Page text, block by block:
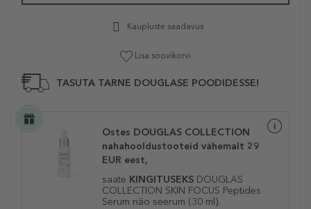
Kaupluste saadavus
Lisa soovikorvi
TASUTA TARNE DOUGLASE POODIDESSE!
Ostes DOUGLAS COLLECTION
nahahooldustooteid vähemalt 29
EUR eest,
saate KINGITUSEKS DOUGLAS
COLLECTION SKIN FOCUS Peptides
Serum näo seerum (30 ml).